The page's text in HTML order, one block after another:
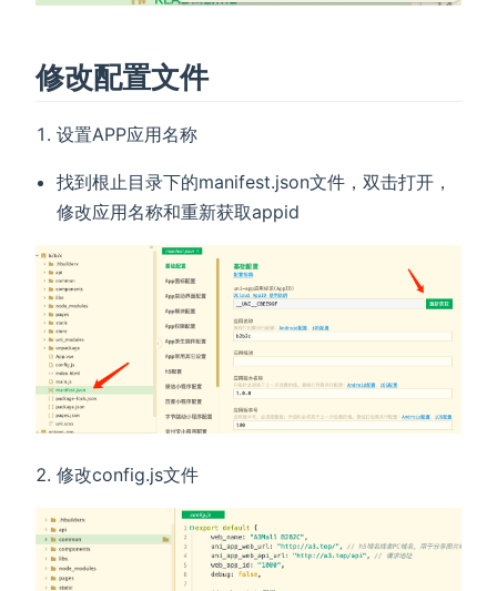
修改配置文件
设置APP应用名称
找到根止目录下的manifest.json文件，双击打开，
修改应用名称和重新获取appid
修改config.js文件